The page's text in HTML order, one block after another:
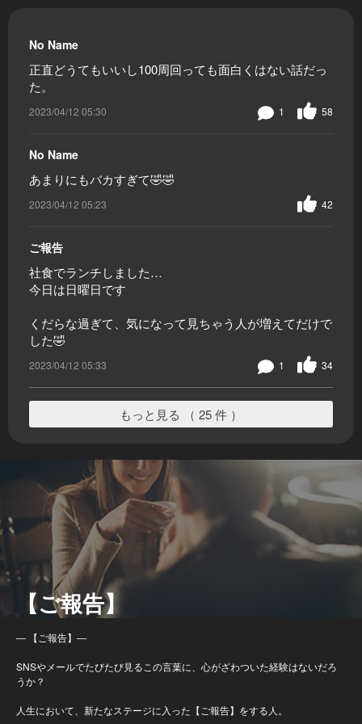
No Name
正直どうてもいいし100周回っても面白くはない話だっ
た。
2023/04/12 05:30 58
1
No Name
あまりにもバカすぎて🤣🤣
2023/04/12 05:23 42
ご報告
社食でランチしました…
今日は日曜日です
くだらな過ぎて、気になって見ちゃう人が増えてだけで
した🤣
2023/04/12 05:33 34
1
もっと見る （ 25 件 ）
【ご報告】
― 【ご報告】―
SNSやメールでたびたび見るこの言葉に、心がざわついた経験はないだろ
うか？
人生において、新たなステージに入った【ご報告】をする人。